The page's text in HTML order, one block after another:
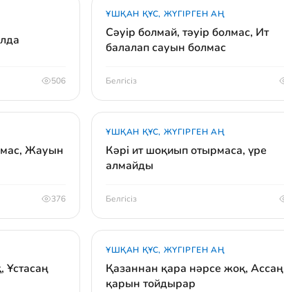
506
ҰШҚАН ҚҰС, ЖҮГІРГЕН АҢ
Сәуір болмай, тәуір болмас, Ит
балалап сауын болмас
Белгісіз
Жауын
376
ҰШҚАН ҚҰС, ЖҮГІРГЕН АҢ
Кәрі ит шоқиып отырмаса, үре
алмайды
Белгісіз
Ұстасаң
ҰШҚАН ҚҰС, ЖҮГІРГЕН АҢ
Қазаннан қара нәрсе жоқ, Ассаң
қарын тойдырар